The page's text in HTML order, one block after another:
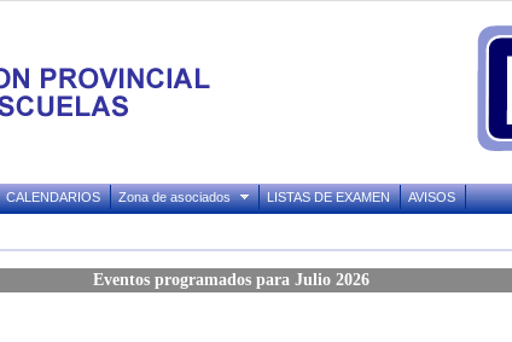
CALENDARIOS Zona de asociados LISTAS DE EXAMEN AVISOS
Eventos programados para Julio 2026